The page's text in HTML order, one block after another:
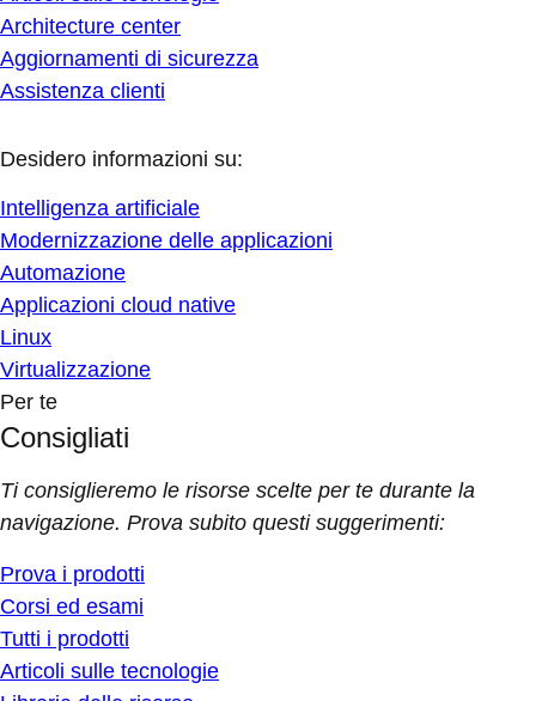
Architecture center
Aggiornamenti di sicurezza
Assistenza clienti
Desidero informazioni su:
Intelligenza artificiale
Modernizzazione delle applicazioni
Automazione
Applicazioni cloud native
Linux
Virtualizzazione
Per te
Consigliati
Ti consiglieremo le risorse scelte per te durante la
navigazione. Prova subito questi suggerimenti:
Prova i prodotti
Corsi ed esami
Tutti i prodotti
Articoli sulle tecnologie